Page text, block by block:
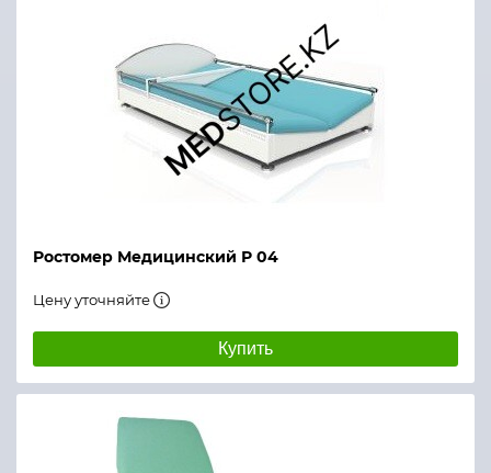
Ростомер Медицинский Р 04
Цену уточняйте
Купить